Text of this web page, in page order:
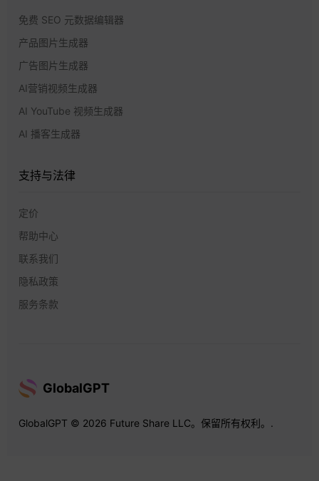
免费 SEO 元数据编辑器
产品图片生成器
广告图片生成器
AI营销视频生成器
AI YouTube 视频生成器
AI 播客生成器
支持与法律
定价
帮助中心
联系我们
隐私政策
服务条款
GlobalGPT
GlobalGPT © 2026 Future Share LLC。保留所有权利。.